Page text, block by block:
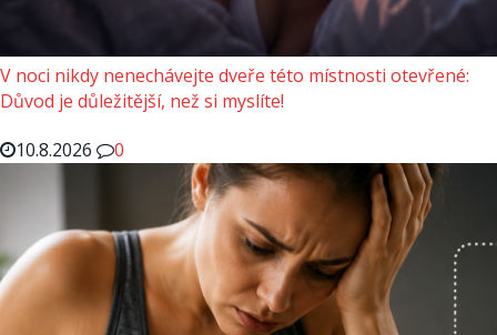
V noci nikdy nenechávejte dveře této místnosti otevřené:
Důvod je důležitější, než si myslíte!
10.8.2026
0